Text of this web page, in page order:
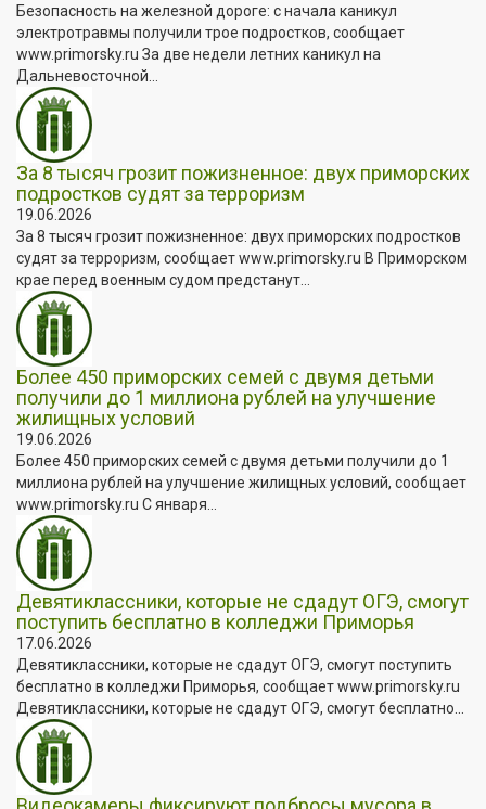
Безопасность на железной дороге: с начала каникул
электротравмы получили трое подростков, сообщает
www.primorsky.ru За две недели летних каникул на
Дальневосточной...
За 8 тысяч грозит пожизненное: двух приморских
подростков судят за терроризм
19.06.2026
За 8 тысяч грозит пожизненное: двух приморских подростков
судят за терроризм, сообщает www.primorsky.ru В Приморском
крае перед военным судом предстанут...
Более 450 приморских семей с двумя детьми
получили до 1 миллиона рублей на улучшение
жилищных условий
19.06.2026
Более 450 приморских семей с двумя детьми получили до 1
миллиона рублей на улучшение жилищных условий, сообщает
www.primorsky.ru С января...
Девятиклассники, которые не сдадут ОГЭ, смогут
поступить бесплатно в колледжи Приморья
17.06.2026
Девятиклассники, которые не сдадут ОГЭ, смогут поступить
бесплатно в колледжи Приморья, сообщает www.primorsky.ru
Девятиклассники, которые не сдадут ОГЭ, смогут бесплатно...